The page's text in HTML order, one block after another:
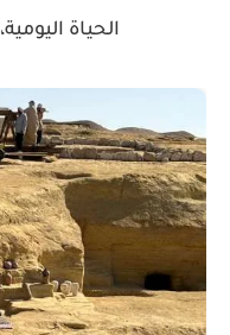
الحياة